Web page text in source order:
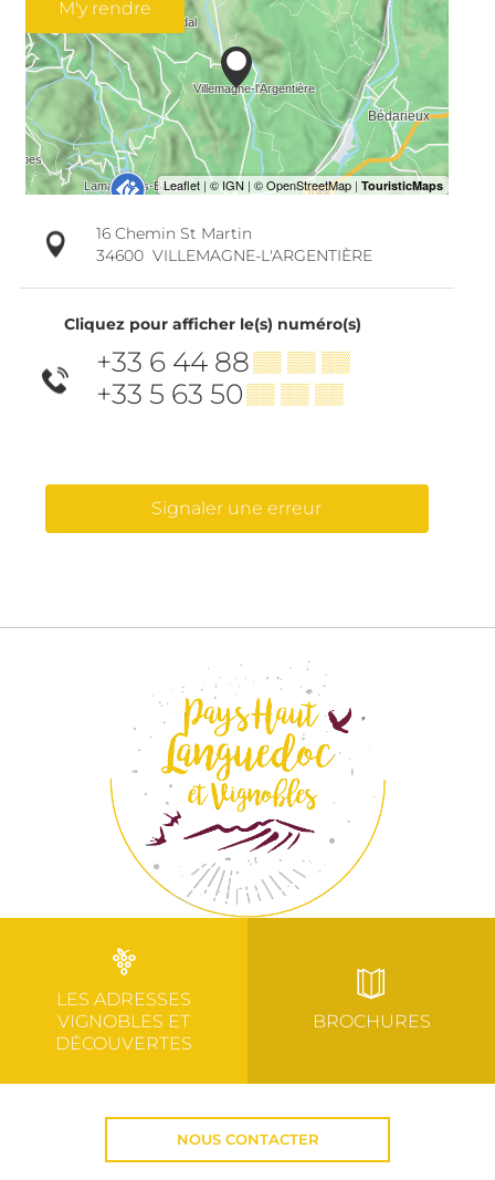
M'y rendre
16 Chemin St Martin
34600 VILLEMAGNE-L'ARGENTIÈRE
Cliquez pour afficher le(s) numéro(s)
+33 6 44 88▒▒ ▒▒ ▒▒
+33 5 63 50▒▒ ▒▒ ▒▒
Signaler une erreur
LES ADRESSES
VIGNOBLES ET
DÉCOUVERTES
BROCHURES
NOUS CONTACTER